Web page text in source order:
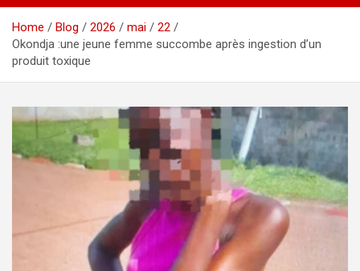
Home Blog 2026 mai
22
Okondja :une jeune femme succombe après ingestion d’un
produit toxique